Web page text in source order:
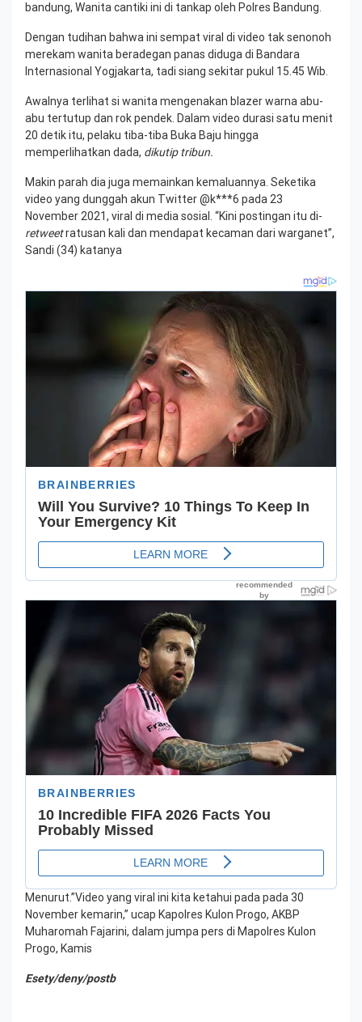
bandung, Wanita cantiki ini di tankap oleh Polres Bandung.
Dengan tudihan bahwa ini sempat viral di video tak senonoh
merekam wanita beradegan panas diduga di Bandara
Internasional Yogjakarta, tadi siang sekitar pukul 15.45 Wib.
Awalnya terlihat si wanita mengenakan blazer warna abu-
abu tertutup dan rok pendek. Dalam video durasi satu menit
20 detik itu, pelaku tiba-tiba Buka Baju hingga
memperlihatkan dada, dikutip tribun.
Makin parah dia juga memainkan kemaluannya. Seketika
video yang dunggah akun Twitter @k***6 pada 23
November 2021, viral di media sosial. “Kini postingan itu di-
retweetratusan kali dan mendapat kecaman dari warganet”,
Sandi (34) katanya
Menurut.”Video yang viral ini kita ketahui pada pada 30
November kemarin,” ucap Kapolres Kulon Progo, AKBP
Muharomah Fajarini, dalam jumpa pers di Mapolres Kulon
Progo, Kamis
Esety/deny/postb